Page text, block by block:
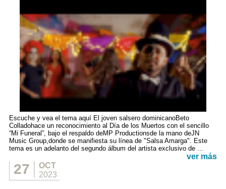
Escuche y vea el tema aquí El joven salsero dominicanoBeto
Colladohace un reconocimiento al Día de los Muertos con el sencillo
“Mi Funeral”, bajo el respaldo deMP Productionsde la mano deJN
Music Group,donde se manifiesta su línea de "Salsa Amarga". Este
tema es un adelanto del segundo álbum del artista exclusivo de ...
ver más
27
OCT
2023